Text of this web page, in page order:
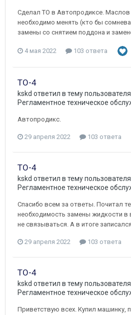
Сделал ТО в Автопродиксе. Маслов
необходимо менять (кто бы
замены со снятием поддона и
4 мая 2022 103 ответа
ТО-4
kskd ответил в тему пользователя
Регламентное техническое
Автопродикс.
29 апреля 2022 103 ответа
ТО-4
kskd ответил в тему пользователя
Регламентное техническое
Спасибо всем за ответы. Почитал
необходимость замены жидкости в
не связываться. А в итоге
29 апреля 2022 103 ответа
ТО-4
kskd ответил в тему пользователя
Регламентное техническое
Приветствую всех. Купил машинку,